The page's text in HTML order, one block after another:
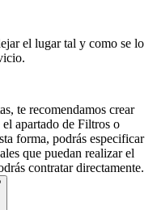
el lugar tal y como se lo
te recomendamos crear
apartado de Filtros o
forma, podrás especificar
que puedan realizar el
contratar directamente.